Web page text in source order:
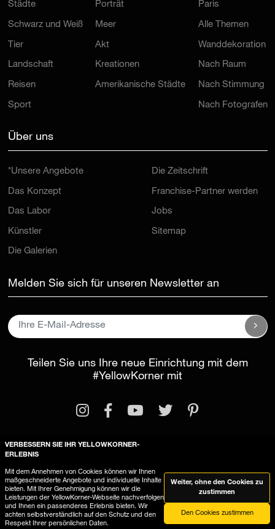
Schwarz und Weiß
Tier
Landschaft
Reisen
Sport
Meer
Akt
Kreationen
Amerikanische Städte
Alle Themen
Wanddekoration
Nach Raum
Nach Stimmung
Nach Fotografen
Das Konzept
Das Labor
Künstler
Die Galerien
Franchise-Partner werden
Jobs
Sitemap
#YellowKornermit
Allgemeine Geschäftsbedingungen
YellowKorner verwendet Cookies
VERBESSERN SIE IHR YELLOWKORNER-
ERLEBNIS
Mit dem Annehmen von Cookies können wir Ihnen
maßgeschneiderte Angebote und individuelle Inhalte
bieten. Mit Ihrer Genehmigung können wir die
Leistungen der YellowKorner-Webseite nachverfolgen
und Ihnen ein passenderes Erlebnis bieten. Wir
achten selbstverständlich auf den Schutz und den
Respekt Ihrer persönlichen Daten.
Weiter, ohne den Cookies zu
zustimmen
Den Cookies zustimmen